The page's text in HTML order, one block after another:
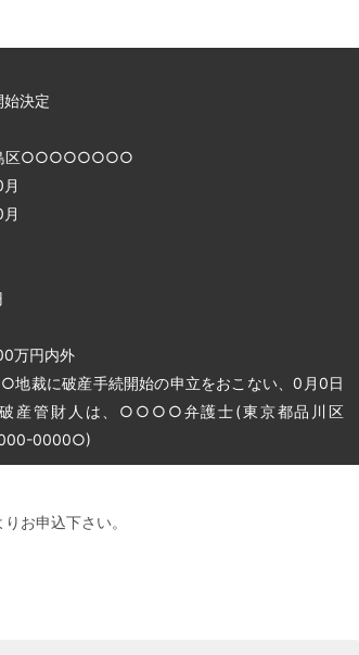
決定
区○○○○○○○○
円内外
裁に破産手続開始の申立をおこない、0月0日
破産管財人は、○○○○弁護士(東京都品川区
0000○)
お申込下さい。